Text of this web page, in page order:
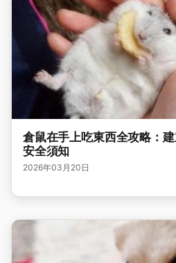
倉鼠在手上吃東西全攻略：
安全須知
2026年03月20日